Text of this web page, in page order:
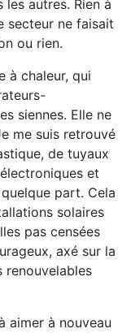
autres. Rien à
secteur ne faisait
ou rien.
à chaleur, qui
siennes. Elle ne
me suis retrouvé
de tuyaux
et
part. Cela
solaires
pas censées
axé sur la
renouvelables
aimer à nouveau